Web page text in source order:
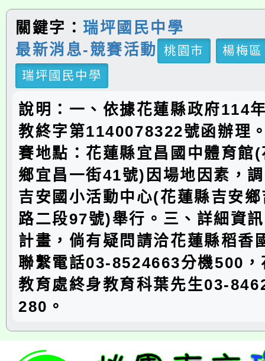
關鍵字： 瑞坪國民中學
最新消息-競賽活動
桃園市
楊梅區
瑞坪國民中學
說明：一、依據花蓮縣政府114
教終字第1140078322號函辦理
賽地點：花蓮縣宜昌國中體育館
鄉宜昌一街41號)因場地因素，
吉安國小活動中心(花蓮縣吉安
路二段97號)舉行。三、詳細資
計畫，倘有疑問請洽花蓮縣稻香
聯繫電話03-8524663分機500，
教育處終身教育科葉先生03-
280。